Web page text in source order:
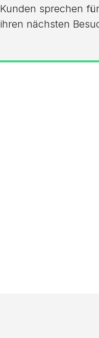
Kunden sprechen
ihren nächsten